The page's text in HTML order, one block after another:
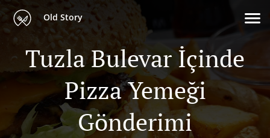
Old Story
Tuzla Bulevar İçinde
Pizza Yemeği
Gönderimi